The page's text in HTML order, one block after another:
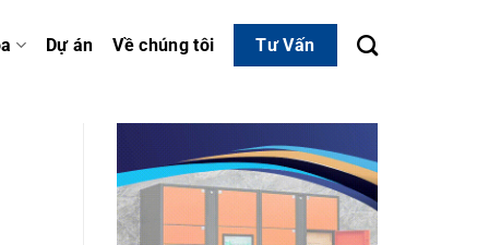
Dự án Về chúng tôi Tư Vấn